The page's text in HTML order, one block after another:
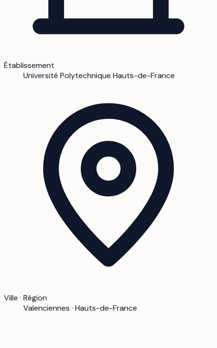
Établissement
Université Polytechnique Hauts-de-France
Ville · Région
Valenciennes · Hauts-de-France